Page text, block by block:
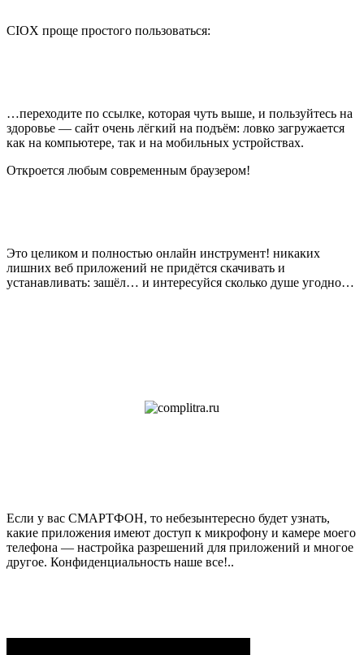
CIOX проще простого пользоваться:
…переходите по ссылке, которая чуть выше, и пользуйтесь на
здоровье — сайт очень лёгкий на подъём: ловко загружается
как на компьютере, так и на мобильных устройствах.
Откроется любым современным браузером!
Это целиком и полностью онлайн инструмент! никаких
лишних веб приложений не придётся скачивать и
устанавливать: зашёл… и интересуйся сколько душе угодно…
Если у вас СМАРТФОН, то небезынтересно будет узнать,
какие приложения имеют доступ к микрофону и камере моего
телефона — настройка разрешений для приложений и многое
другое. Конфиденциальность наше все!..